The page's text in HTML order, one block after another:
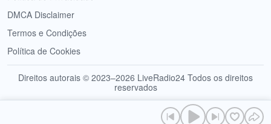
DMCA Disclaimer
Termos e Condições
Política de Cookies
Direitos autorais © 2023–2026 LiveRadio24 Todos os direitos
reservados